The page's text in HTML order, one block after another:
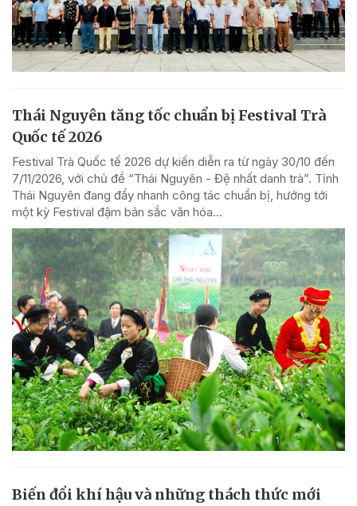
Thái Nguyên tăng tốc chuẩn bị Festival Trà
Quốc tế 2026
Festival Trà Quốc tế 2026 dự kiến diễn ra từ ngày 30/10 đến
7/11/2026, với chủ đề “Thái Nguyên - Đệ nhất danh trà”. Tỉnh
Thái Nguyên đang đẩy nhanh công tác chuẩn bị, hướng tới
một kỳ Festival đậm bản sắc văn hóa...
Biến đổi khí hậu và những thách thức mới